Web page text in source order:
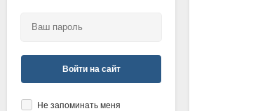
Войти на сайт
Не запоминать меня